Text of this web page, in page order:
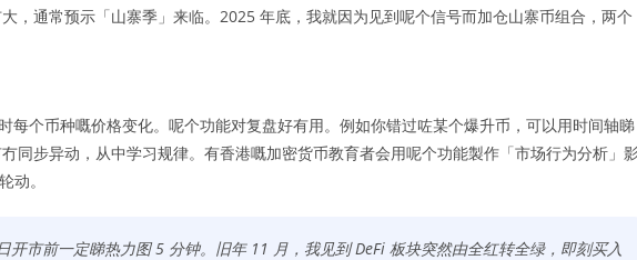
，通常预示「山寨季」来临。2025 年底，我就因为见到呢个信号而加仓山寨币组合，两个
每个币种嘅价格变化。呢个功能对复盘好有用。例如你错过咗某个爆升币，可以用时间轴睇
同步异动，从中学习规律。有香港嘅加密货币教育者会用呢个功能製作「市场行为分析」
动。
开市前一定睇热力图 5 分钟。旧年 11 月，我见到 DeFi 板块突然由全红转全绿，即刻买入